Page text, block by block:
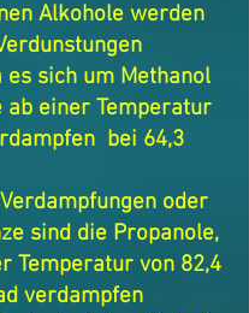
Alkohole werden
es sich um Methanol
ab einer Temperatur
bei 64,3
oder
sind die Propanole,
Temperatur von 82,4
verdampfen